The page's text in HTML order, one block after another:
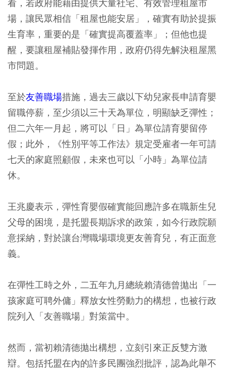
看，若政府能藉由提供大量社宅、有效管理租屋市
場，讓民眾相信「租屋也能安居」，確實有助於提振
生育率，重要的是「確實提高覆蓋率」；但他也提
醒，要讓租屋補貼發揮作用，政府仍得先解決租屋黑
市問題。
至於友善職場措施，過去三歲以下幼兒家長申請育嬰
留職停薪，至少須以三十天為單位，明顯缺乏彈性；
但二六年一月起，將可以「日」為單位請育嬰留停
假；此外，《性別平等工作法》規定受雇者一年可請
七天的家庭照顧假，未來也可以「小時」為單位請
休。
王兆慶表示，彈性育嬰假確實能回應許多在職新生兒
父母的困境，是托盟長期訴求的政策，如今行政院願
意採納，對於讓台灣職場環境更友善育兒，有正面意
義。
在彈性工時之外，二五年九月總統賴清德曾拋出「一
孩家庭可聘外傭」釋放女性勞動力的構想，也被行政
院列入「友善職場」對策當中。
然而，當初賴清德拋出構想，立刻引來正反雙方激
辯。包括托盟在內的許多民團強烈批評，認為此舉不